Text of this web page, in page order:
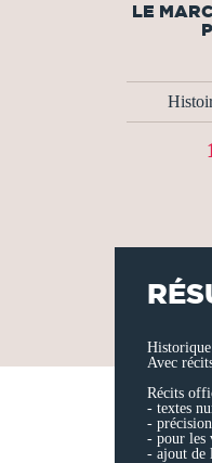
LE
Historique
Avec
Récits
- textes
-
- pour les
- ajout de